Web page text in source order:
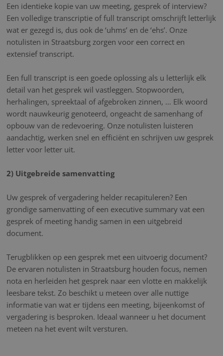
Een identieke kopie van uw meeting, gesprek of interview?
Een volledige transcriptie of full transcript omschrijft letterlijk
wat er gezegd is, dus ook de ‘uhms’ en de ‘ehs’. Onze
notulisten in Straatsburg zorgen voor een correct en
extensief transcript.
Een full transcript is een goede oplossing als u letterlijk elk
detail van het gesprek wil vastleggen. Stopwoorden,
herhalingen, spreektaal of afgebroken zinnen, … Elk woord
wordt nauwkeurig genoteerd, ongeacht de samenhang of
opbouw van de redevoering. Onze notulisten luisteren
aandachtig, werken snel en efficiënt en schrijven uw gesprek
letter voor letter uit.
2) Uitgebreide samenvatting
Uw gesprek of vergadering helder recapituleren? Een
grondige samenvatting of een executive summary vat een
gesprek of meeting handig samen in een uitgebreid
document.
Terugblikken op een gesprek met een uitvoerig document?
De ervaren notulisten in Straatsburg houden focus, nemen
nota en herleiden het gesprek naar een vlotte en makkelijk
leesbare tekst. Zo beschikt u meteen over alle nuttige
informatie van wat er tijdens een meeting, bijeenkomst of
vergadering is besproken. Ideaal wanneer u het document
meteen na het event wilt versturen.